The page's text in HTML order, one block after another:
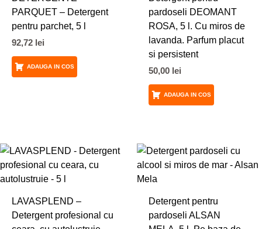
PARQUET – Detergent
pentru parchet, 5 l
92,72 lei
ADAUGA IN COS
pardoseli DEOMANT
ROSA, 5 l. Cu miros de
lavanda. Parfum placut
si persistent
50,00 lei
ADAUGA IN COS
LAVASPLEND –
Detergent profesional cu
Detergent pentru
pardoseli ALSAN